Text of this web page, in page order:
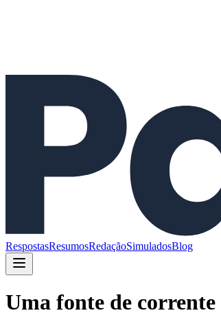
RespostasResumosRedaçãoSimuladosBlog
Uma fonte de corrente